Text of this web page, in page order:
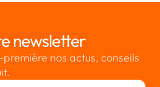
newsletter
nos actus, conseils